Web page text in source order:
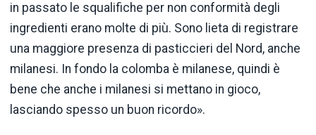
in passato le squalifiche per non conformità degli
ingredienti erano molte di più. Sono lieta di registrare
una maggiore presenza di pasticcieri del Nord, anche
milanesi. In fondo la colomba è milanese, quindi è
bene che anche i milanesi si mettano in gioco,
lasciando spesso un buon ricordo».